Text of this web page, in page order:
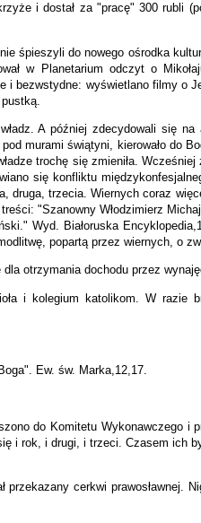
i dostał za "pracę" 300 rubli
śpieszyli do nowego ośrodka
w Planetarium odczyt o
bezwstydne: wyświetlano filmy o
A później zdecydowali się
murami świątyni, kierowało do
trochę się zmieniła.
się konfliktu
druga, trzecia. Wiernych coraz
"Szanowny Włodzimierz
Wyd. Białoruska
popartą przez wiernych, o
otrzymania dochodu przez
i kolegium katolikom. W
Ew. św. Marka,12,17.
do Komitetu
i rok, i drugi, i trzeci. Czasem ich
cerkwi prawosławnej.